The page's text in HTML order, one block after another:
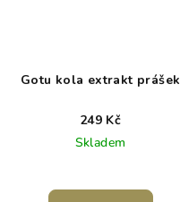
Gotu kola extrakt prášek
249 Kč
Skladem